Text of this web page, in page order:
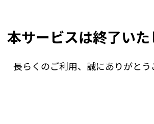
本サービスは終了いた
長らくのご利用、誠にありがとう